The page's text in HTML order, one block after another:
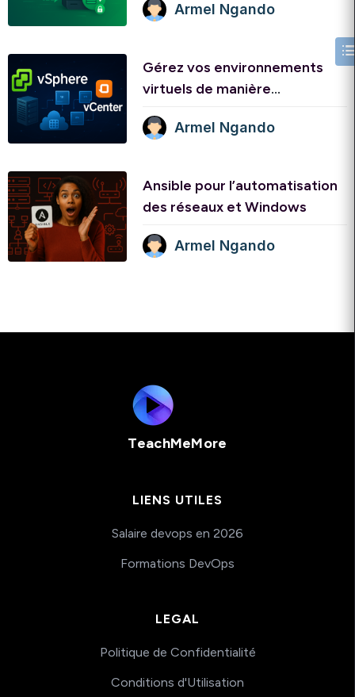
Armel Ngando
Gérez vos environnements
virtuels de manière
VcenterArmel Ngando
Ansible pour l’automatisation
des réseaux et Windows
Armel Ngando
TeachMeMore
LIENS UTILES
Salaire devops en 2026
Formations DevOps
LEGAL
Politique de Confidentialité
Conditions d'Utilisation